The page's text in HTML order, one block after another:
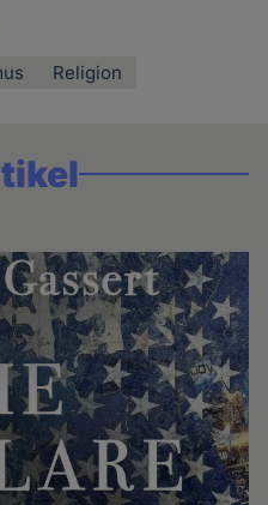
Religion